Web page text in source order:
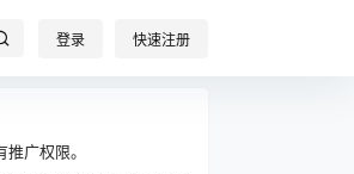
登录 快速注册
广权限。